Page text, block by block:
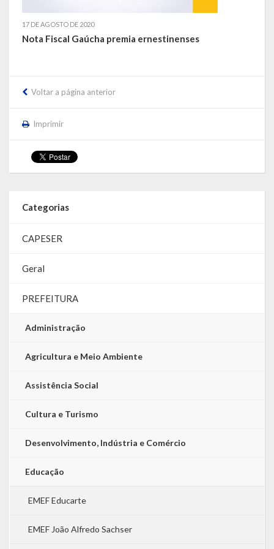
LEIS ORDINÁRIAS
Regulamentos
Planos
Concursos
Termos de Compromisso
LRF
RGF – Relatório de Gestão Fiscal
17 DE AGOSTO DE 2020
Nota Fiscal Gaúcha premia ernestinenses
Voltar a página anterior
Imprimir
Categorias
CAPESER
Geral
PREFEITURA
Administração
Agricultura e Meio Ambiente
Assistência Social
Cultura e Turismo
Desenvolvimento, Indústria e Comércio
Educação
EMEF Educarte
EMEF João Alfredo Sachser